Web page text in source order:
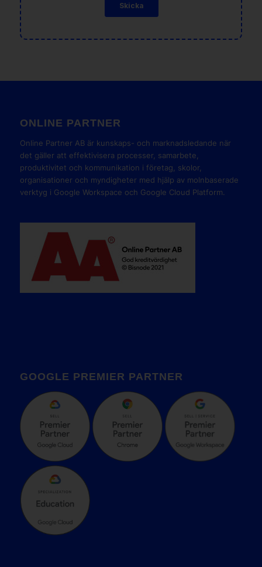
ONLINE PARTNER
Online Partner AB är kunskaps- och marknadsledande när
det gäller att effektivisera processer, samarbete,
produktivitet och kommunikation i företag, skolor,
organisationer och myndigheter med hjälp av molnbaserade
verktyg i Google Workspace och Google Cloud Platform.
GOOGLE PREMIER PARTNER